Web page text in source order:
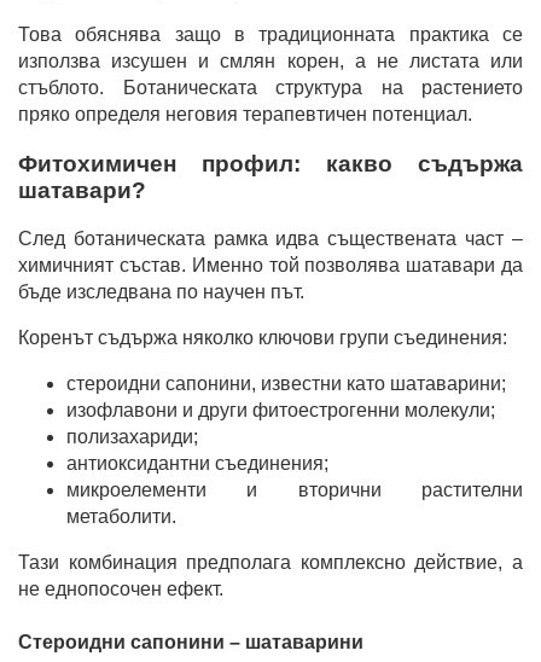
Това обяснява защо в традиционната практика се
използва изсушен и смлян корен, а не листата или
стъблото. Ботаническата структура на растението
пряко определя неговия терапевтичен потенциал.
Фитохимичен профил: какво съдържа
шатавари?
След ботаническата рамка идва съществената част –
химичният състав. Именно той позволява шатавари да
бъде изследвана по научен път.
Коренът съдържа няколко ключови групи съединения:
стероидни сапонини, известни като шатаварини;
изофлавони и други фитоестрогенни молекули;
полизахариди;
антиоксидантни съединения;
микроелементи и вторични растителни
метаболити.
Тази комбинация предполага комплексно действие, а
не еднопосочен ефект.
Стероидни сапонини – шатаварини